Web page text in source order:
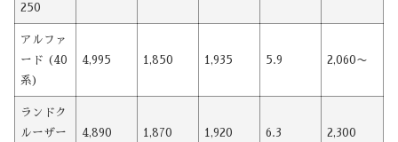
250
アルファ
ード (40
系)
4,995 1,850 1,935 5.9 2,060〜
ランドク
ルーザー
4,890 1,870 1,920 6.3 2,300